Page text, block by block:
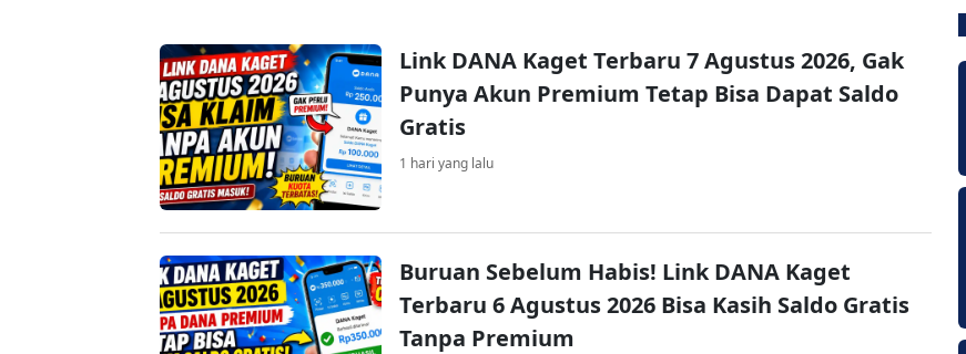
Link DANA Kaget Terbaru 7 Agustus 2026, Gak
Punya Akun Premium Tetap Bisa Dapat Saldo
Gratis
1 hari yang lalu
Buruan Sebelum Habis! Link DANA Kaget
Terbaru 6 Agustus 2026 Bisa Kasih Saldo Gratis
Tanpa Premium